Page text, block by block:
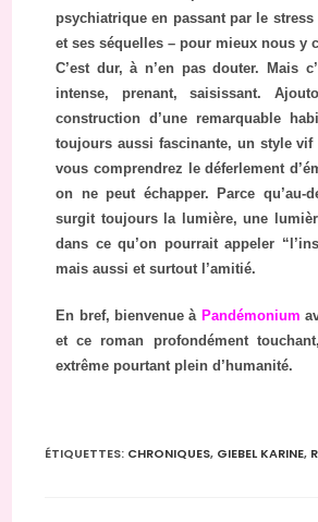
psychiatrique en passant par le
et ses séquelles – pour mieux nous y
C’est dur, à n’en pas douter. Mais
intense, prenant, saisissant.
construction d’une remarquable
toujours aussi fascinante, un style
vous comprendrez le déferlement
on ne peut échapper. Parce qu’au-
surgit toujours la lumière, une
dans ce qu’on pourrait appeler
mais aussi et surtout l’amitié.
En bref, bienvenue à Pandémonium
et ce roman profondément
extrême pourtant plein d’humanité.
ÉTIQUETTES: CHRONIQUES, GIEBEL KARINE,